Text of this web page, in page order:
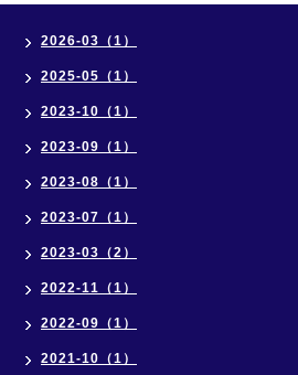
2026-03（1）
2025-05（1）
2023-10（1）
2023-09（1）
2023-08（1）
2023-07（1）
2023-03（2）
2022-11（1）
2022-09（1）
2021-10（1）